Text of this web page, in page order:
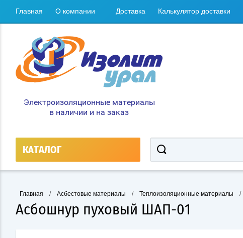
Главная О компании Доставка Калькулятор доставки
Электроизоляционные материалы
в наличии и на заказ
КАТАЛОГ
Главная / Асбестовые материалы / Теплоизоляционные материалы /
Асбошнур пуховый ШАП-01